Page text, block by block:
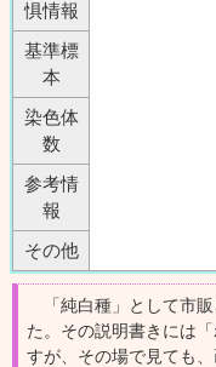
惧情報
基準標
本
染色体
数
参考情
報
その他
「純白種」として市販
た。その説明書きには
すが、その場で見ても